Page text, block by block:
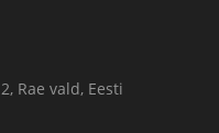
Rae vald, Eesti